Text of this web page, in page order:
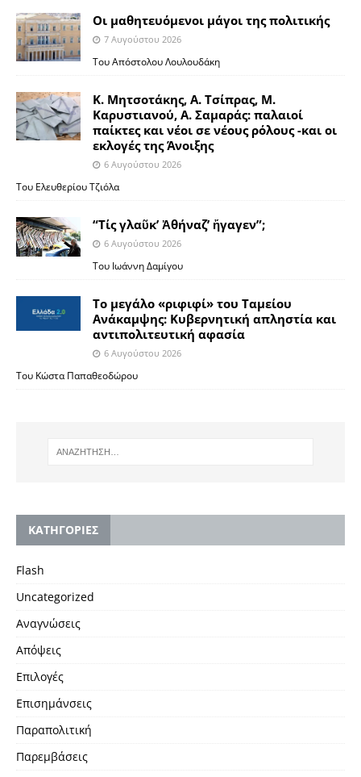
Οι μαθητευόμενοι μάγοι της πολιτικής
7 Αυγούστου 2026
Του Απόστολου Λουλουδάκη
Κ. Μητσοτάκης, Α. Τσίπρας, Μ.
Καρυστιανού, Α. Σαμαράς: παλαιοί
παίκτες και νέοι σε νέους ρόλους -και οι
εκλογές της Άνοιξης
6 Αυγούστου 2026
Του Ελευθερίου Τζιόλα
“Τίς γλαῦκ’ Ἀθήναζ’ ἤγαγεν”;
6 Αυγούστου 2026
Του Ιωάννη Δαμίγου
Το μεγάλο «ριφιφί» του Ταμείου
Ανάκαμψης: Κυβερνητική απληστία και
αντιπολιτευτική αφασία
6 Αυγούστου 2026
Του Κώστα Παπαθεοδώρου
KΑΤΗΓΟΡΙΕΣ
Flash
Uncategorized
Αναγνώσεις
Απόψεις
Επιλογές
Επισημάνσεις
Παραπολιτική
Παρεμβάσεις